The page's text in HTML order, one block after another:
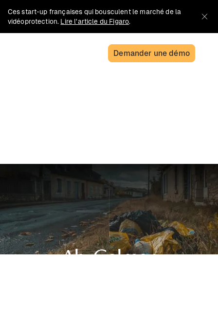
Ces start-up françaises qui bousculent le marché de la
vidéoprotection. Lire l'article du Figaro.
Demander une démo
Ah, Colmar,